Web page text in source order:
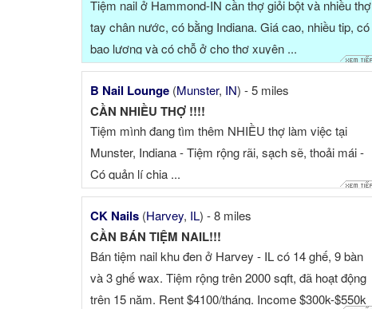
Tiệm nail ở Hammond-IN cần thợ giỏi bột và nhiều thợ
tay chân nước, có bằng Indiana. Giá cao, nhiều tip, có
bao lương và có chỗ ở cho thợ xuyên ...
B Nail Lounge (Munster, IN) - 5 miles
CẦN NHIỀU THỢ !!!!
Tiệm mình đang tìm thêm NHIỀU thợ làm việc tại
Munster, Indiana - Tiệm rộng rãi, sạch sẽ, thoải mái -
Có quản lí chia ...
CK Nails (Harvey, IL) - 8 miles
CẦN BÁN TIỆM NAIL!!!
Bán tiệm nail khu đen ở Harvey - IL có 14 ghế, 9 bàn
và 3 ghế wax. Tiệm rộng trên 2000 sqft, đã hoạt động
trên 15 năm. Rent $4100/tháng. Income $300k-$550k